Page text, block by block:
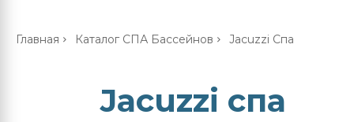
Главная Каталог СПА Бассейнов Jacuzzi Спа
Jacuzzi спа